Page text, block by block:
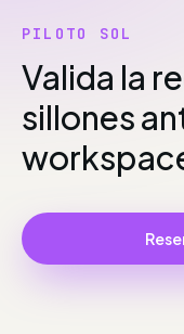
PILOTO SOL
Valida la
sillones